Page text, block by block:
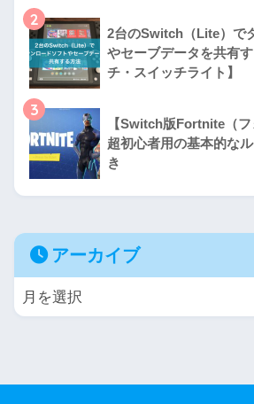
2
2台のSwitch（Lite）で
やセーブデータを共有
チ・スイッチライト】
3
【Switch版Fortnite（フ
超初心者用の基本的な
き
アーカイブ